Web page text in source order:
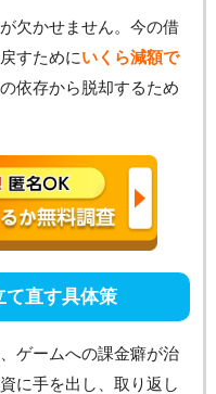
欠かせません。今の借
すためにいくら減額で
依存から脱却するため
て直す具体策
ゲームへの課金癖が治
に手を出し、取り返し